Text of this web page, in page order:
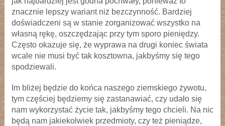
znacznie lepszy wariant niż bezczynność. Bardziej
doświadczeni są w stanie zorganizować wszystko na
własną rękę, oszczędzając przy tym sporo pieniędzy.
Często okazuje się, że wyprawa na drugi koniec świata
wcale nie musi być tak kosztowna, jakbyśmy się tego
spodziewali.
Im bliżej będzie do końca naszego ziemskiego żywotu,
tym częściej będziemy się zastanawiać, czy udało się
nam wykorzystać życie tak, jakbyśmy tego chcieli. Na nic
będą nam jakiekolwiek przedmioty, czy też pieniądze,